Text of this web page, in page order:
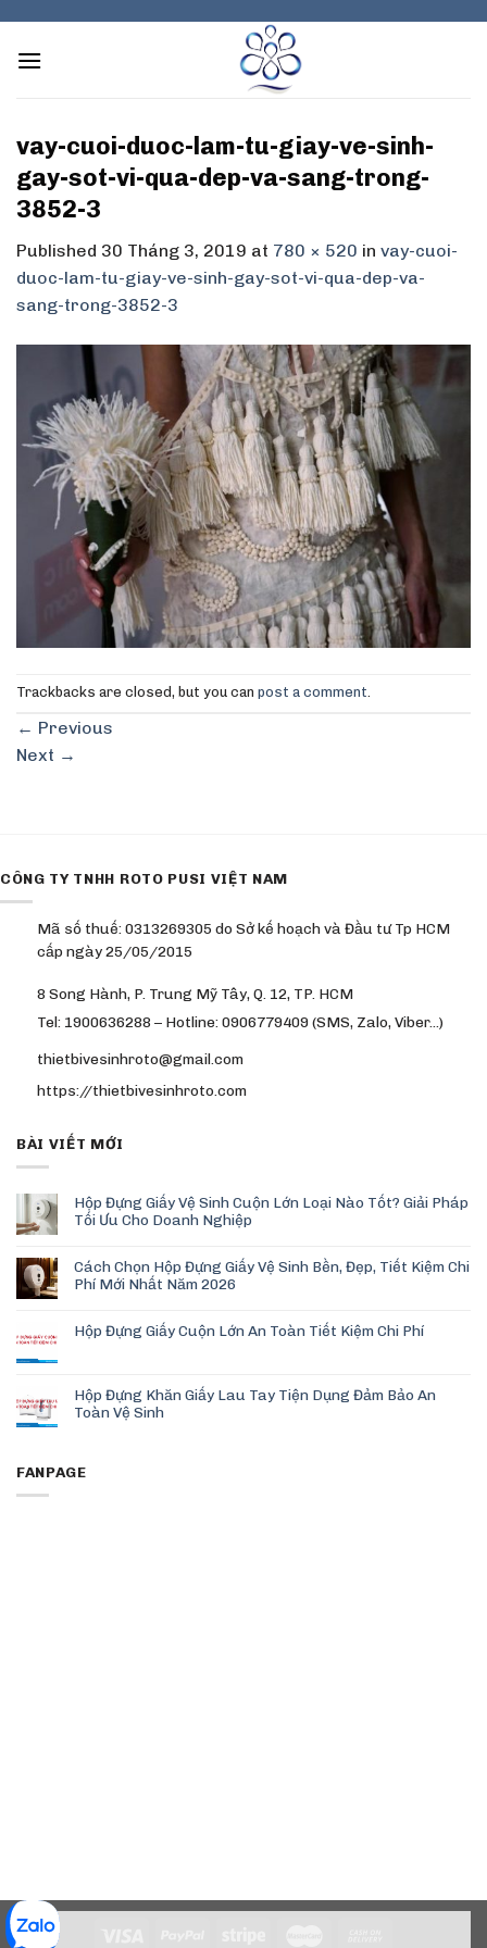
content
vay-cuoi-duoc-lam-tu-giay-ve-sinh-
gay-sot-vi-qua-dep-va-sang-trong-
3852-3
Published 30 Tháng 3, 2019 at 780 × 520 in vay-cuoi-
duoc-lam-tu-giay-ve-sinh-gay-sot-vi-qua-dep-va-
sang-trong-3852-3
Trackbacks are closed, but you can post a comment.
← Previous
Next →
CÔNG TY TNHH ROTO PUSI VIỆT NAM
Mã số thuế: 0313269305 do Sở kế hoạch và Đầu tư Tp HCM
cấp ngày 25/05/2015
8 Song Hành, P. Trung Mỹ Tây, Q. 12, TP. HCM
Tel: 1900636288 – Hotline: 0906779409 (SMS, Zalo, Viber…)
thietbivesinhroto@gmail.com
https://thietbivesinhroto.com
BÀI VIẾT MỚI
Hộp Đựng Giấy Vệ Sinh Cuộn Lớn Loại Nào Tốt? Giải Pháp
Tối Ưu Cho Doanh Nghiệp
Cách Chọn Hộp Đựng Giấy Vệ Sinh Bền, Đẹp, Tiết Kiệm Chi
Phí Mới Nhất Năm 2026
Hộp Đựng Giấy Cuộn Lớn An Toàn Tiết Kiệm Chi Phí
Hộp Đựng Khăn Giấy Lau Tay Tiện Dụng Đảm Bảo An
Toàn Vệ Sinh
FANPAGE